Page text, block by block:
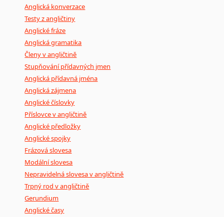
Anglická konverzace
Testy z angličtiny
Anglické fráze
Anglická gramatika
Členy v angličtině
Stupňování přídavných jmen
Anglická přídavná jména
Anglická zájmena
Anglické číslovky
Příslovce v angličtině
Anglické předložky
Anglické spojky
Frázová slovesa
Modální slovesa
Nepravidelná slovesa v angličtině
Trpný rod v angličtině
Gerundium
Anglické časy